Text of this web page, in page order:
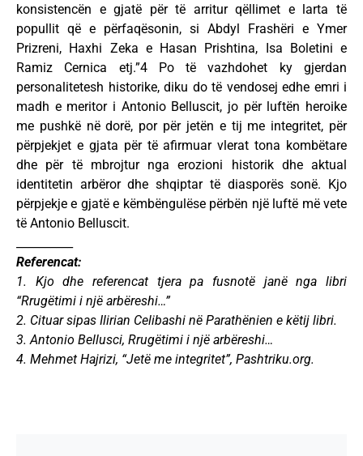
konsistencën e gjatë për të arritur qëllimet e larta të
popullit që e përfaqësonin, si Abdyl Frashëri e Ymer
Prizreni, Haxhi Zeka e Hasan Prishtina, Isa Boletini e
Ramiz Cernica etj.”4 Po të vazhdohet ky gjerdan
personalitetesh historike, diku do të vendosej edhe emri i
madh e meritor i Antonio Belluscit, jo për luftën heroike
me pushkë në dorë, por për jetën e tij me integritet, për
përpjekjet e gjata për të afirmuar vlerat tona kombëtare
dhe për të mbrojtur nga erozioni historik dhe aktual
identitetin arbëror dhe shqiptar të diasporës sonë. Kjo
përpjekje e gjatë e këmbëngulëse përbën një luftë më vete
të Antonio Belluscit.
Referencat:
1. Kjo dhe referencat tjera pa fusnotë janë nga libri
“Rrugëtimi i një arbëreshi…”
2. Cituar sipas Ilirian Celibashi në Parathënien e këtij libri.
3. Antonio Bellusci, Rrugëtimi i një arbëreshi…
4. Mehmet Hajrizi, “Jetë me integritet”, Pashtriku.org.